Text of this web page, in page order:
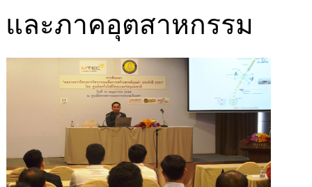
และภาคอุตสาหกรรม